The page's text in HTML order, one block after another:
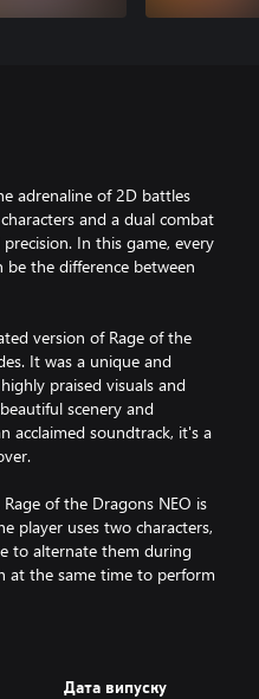
adrenaline of 2D battles
and a dual combat
In this game, every
be the difference between
version of Rage of the
It was a unique and
praised visuals and
scenery and
acclaimed soundtrack, it's a
of the Dragons NEO is
player uses two characters,
to alternate them during
at the same time to perform
Дата випуску